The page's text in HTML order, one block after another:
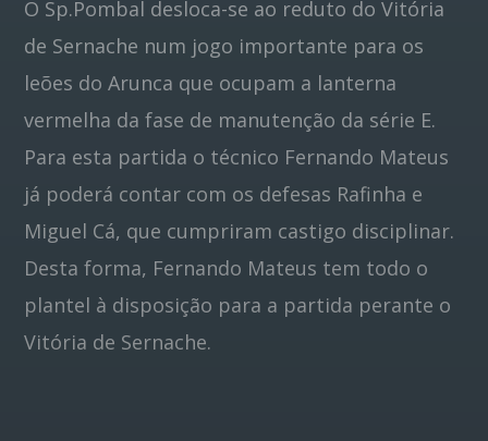
Pinterest
O Sp.Pombal desloca-se ao reduto do Vitória
de Sernache num jogo importante para os
leões do Arunca que ocupam a lanterna
vermelha da fase de manutenção da série E.
Para esta partida o técnico Fernando Mateus
já poderá contar com os defesas Rafinha e
Miguel Cá, que cumpriram castigo disciplinar.
Desta forma, Fernando Mateus tem todo o
plantel à disposição para a partida perante o
Vitória de Sernache.